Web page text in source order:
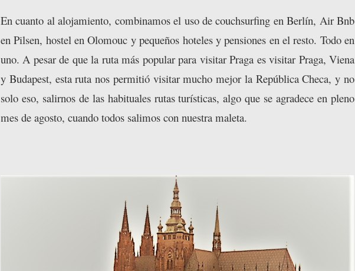
En cuanto al alojamiento, combinamos el uso de couchsurfing en Berlín, Air Bnb
en Pilsen, hostel en Olomouc y pequeños hoteles y pensiones en el resto. Todo en
uno. A pesar de que la ruta más popular para visitar Praga es visitar Praga, Viena
y Budapest, esta ruta nos permitió visitar mucho mejor la República Checa, y no
solo eso, salirnos de las habituales rutas turísticas, algo que se agradece en pleno
mes de agosto, cuando todos salimos con nuestra maleta.